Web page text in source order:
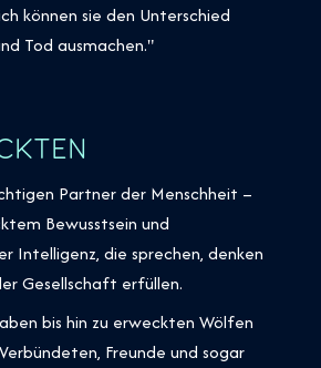
können sie den Unterschied
Tod ausmachen."
Partner der Menschheit –
Bewusstsein und
Intelligenz, die sprechen, denken
Gesellschaft erfüllen.
bis hin zu erweckten Wölfen
Freunde und sogar